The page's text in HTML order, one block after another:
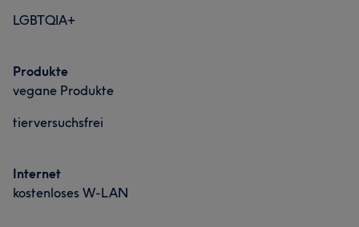
LGBTQIA+
Produkte
vegane Produkte
tierversuchsfrei
Internet
kostenloses W-LAN